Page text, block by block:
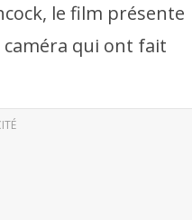
le film présente
caméra qui ont fait